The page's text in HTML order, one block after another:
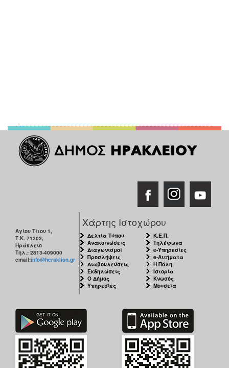
Αγίου Τίτου 1,
Τ.Κ. 71202,
Ηράκλειο
Τηλ.: 2813-409000
email:info@heraklion.gr
Χάρτης Ιστοχώρου
Δελτία Τύπου
Ανακοινώσεις
Διαγωνισμοί
Προσλήψεις
Διαβουλεύσεις
Εκδηλώσεις
Ο Δήμος
Υπηρεσίες
Κ.Ε.Π.
Τηλέφωνα
e-Υπηρεσίες
e-Αιτήματα
Η Πόλη
Ιστορία
Κνωσός
Μουσεία